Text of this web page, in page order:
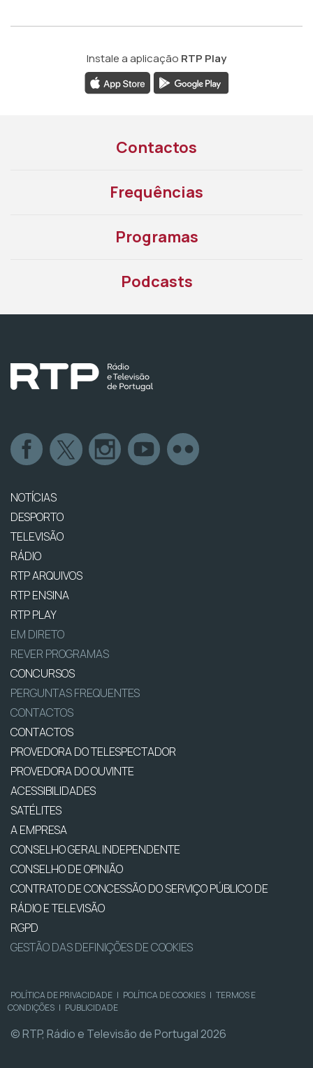
Instale a aplicação RTP Play
Contactos
Frequências
Programas
Podcasts
NOTÍCIAS
DESPORTO
TELEVISÃO
RÁDIO
RTP ARQUIVOS
RTP ENSINA
RTP PLAY
EM DIRETO
REVER PROGRAMAS
CONCURSOS
PERGUNTAS FREQUENTES
CONTACTOS
CONTACTOS
PROVEDORA DO TELESPECTADOR
PROVEDORA DO OUVINTE
ACESSIBILIDADES
SATÉLITES
A EMPRESA
CONSELHO GERAL INDEPENDENTE
CONSELHO DE OPINIÃO
CONTRATO DE CONCESSÃO DO SERVIÇO PÚBLICO DE
RÁDIO E TELEVISÃO
RGPD
GESTÃO DAS DEFINIÇÕES DE COOKIES
POLÍTICA DE PRIVACIDADE | POLÍTICA DE COOKIES | TERMOS E
CONDIÇÕES | PUBLICIDADE
© RTP, Rádio e Televisão de Portugal 2026